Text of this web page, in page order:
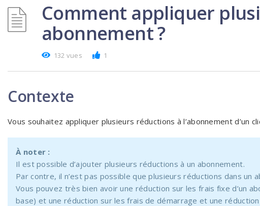
Comment appliquer
abonnement ?
132 vues 1
Contexte
Vous souhaitez appliquer plusieurs réductions à l’abonnement d’un
À noter :
Il est possible d’ajouter plusieurs réductions à un abonnement.
Par contre, il n’est pas possible que plusieurs réductions dans un
Vous pouvez très bien avoir une réduction sur les frais fixe d’un
base) et une réduction sur les frais de démarrage et une